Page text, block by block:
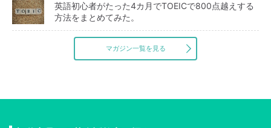
英語初心者がたった4カ月でTOEICで800点越えする
方法をまとめてみた。
マガジン一覧を見る